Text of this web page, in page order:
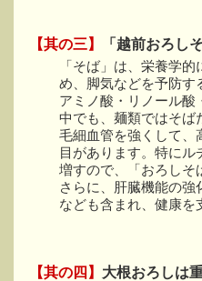
【其の三】 「越前おろし
「そば」は、栄養学
め、脚気などを予防す
アミノ酸・リノール酸
中でも、麺類ではそば
毛細血管を強くして、
目があります。特に
増すので、「おろしそ
さらに、肝臓機能の
なども含まれ、健康を
【其の四】 大根おろしは